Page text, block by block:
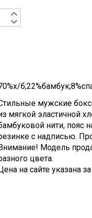
мужские
мягкой эластичной
нити, пояс
с надписью.
Модель
цвета.
на сайте указана